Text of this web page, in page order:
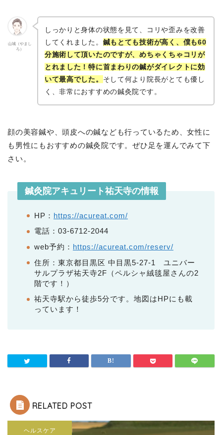
山城（やまし
ろ）
しっかりと身体の状態を見て、コリや歪みを改善
してくれました。 鍼もとても技術が高く、僕も60
分施術して頂いたのですが、めちゃくちゃコリが
とれました！特に首まわりの鍼がダイレクトに効
いて最高でした。 そして何より院長がとても優し
く、非常におすすめの鍼灸院です。
顔の美容鍼や、頭皮への鍼なども行っているため、女性に
も男性にもおすすめの鍼灸院です。ぜひ足を運んでみて下
さい。
鍼灸院アキュリート祐天寺の情報
HP： https://acureat.com/
電話：03-6712-2044
web予約： https://acureat.com/reserv/
住所：東京都目黒区 中目黒5-27-1 ユニバー
サルプラザ祐天寺2F（ペルシャ絨毯屋さんの2
階です！）
祐天寺駅から徒歩5分です。地図はHPにも載
っています！
RELATED POST
ヘルスケア